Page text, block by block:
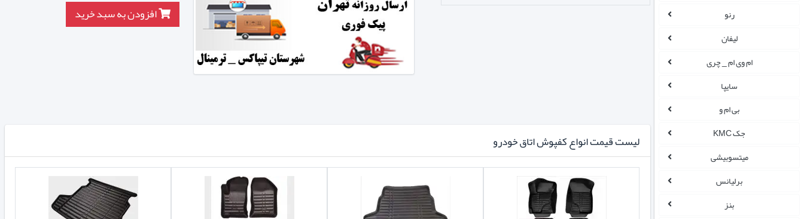
رنو
لیفان
ام وی ام _ چری
سایپا
بی ام و
جک KMC
میتسوبیشی
برلیانس
بنز
افزودن به سبد خرید
لیست قیمت انواع کفپوش اتاق خودرو